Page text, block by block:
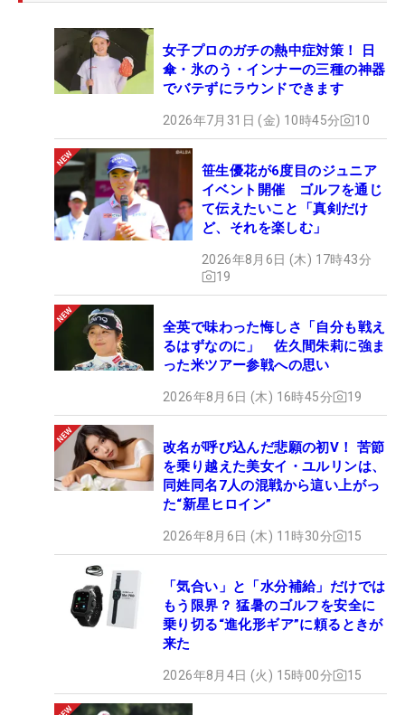
女子プロのガチの熱中症対策！ 日
傘・氷のう・インナーの三種の神器
でバテずにラウンドできます
2026年7月31日 (金) 10時45分 10
笹生優花が6度目のジュニア
イベント開催 ゴルフを通じ
て伝えたいこと「真剣だけ
ど、それを楽しむ」
2026年8月6日 (木) 17時43分
19
全英で味わった悔しさ「自分も戦え
るはずなのに」 佐久間朱莉に強ま
った米ツアー参戦への思い
2026年8月6日 (木) 16時45分 19
改名が呼び込んだ悲願の初V！ 苦節
を乗り越えた美女イ・ユルリンは、
同姓同名7人の混戦から這い上がっ
た“新星ヒロイン”
2026年8月6日 (木) 11時30分 15
「気合い」と「水分補給」だけでは
もう限界？ 猛暑のゴルフを安全に
乗り切る“進化形ギア”に頼るときが
来た
2026年8月4日 (火) 15時00分 15